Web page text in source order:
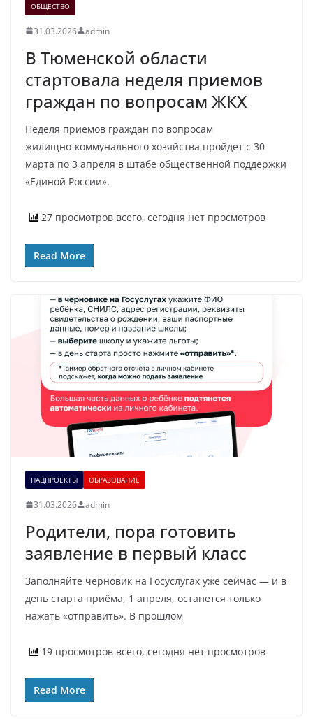
ОБЩЕСТВО
31.03.2026 admin
В Тюменской области
стартовала неделя приемов
граждан по вопросам ЖКХ
Неделя приемов граждан по вопросам
жилищно‑коммунального хозяйства пройдет с 30
марта по 3 апреля в штабе общественной поддержки
«Единой России».
27 просмотров всего, сегодня нет просмотров
Read More
НАЦПРОЕКТЫ ОБРАЗОВАНИЕ
31.03.2026 admin
Родители, пора готовить
заявление в первый класс
Заполняйте черновик на Госуслугах уже сейчас — и в
день старта приёма, 1 апреля, останется только
нажать «отправить». В прошлом
19 просмотров всего, сегодня нет просмотров
Read More